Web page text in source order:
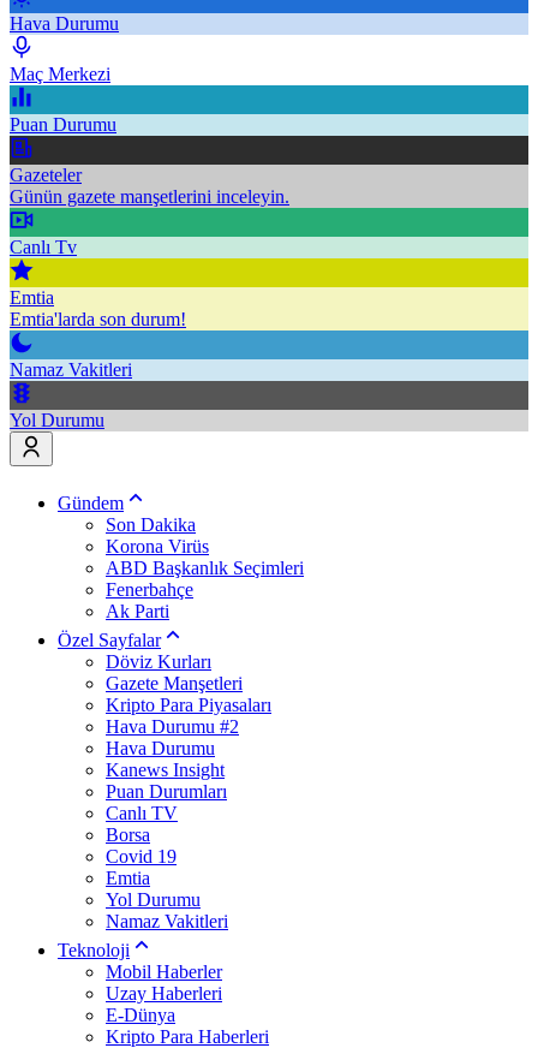
Hava Durumu
Maç Merkezi
Puan Durumu
Gazeteler
Günün gazete manşetlerini inceleyin.
Canlı Tv
Emtia
Emtia'larda son durum!
Namaz Vakitleri
Yol Durumu
Gündem
Son Dakika
Korona Virüs
ABD Başkanlık Seçimleri
Fenerbahçe
Ak Parti
Özel Sayfalar
Döviz Kurları
Gazete Manşetleri
Kripto Para Piyasaları
Hava Durumu #2
Hava Durumu
Kanews Insight
Puan Durumları
Canlı TV
Borsa
Covid 19
Emtia
Yol Durumu
Namaz Vakitleri
Teknoloji
Mobil Haberler
Uzay Haberleri
E-Dünya
Kripto Para Haberleri